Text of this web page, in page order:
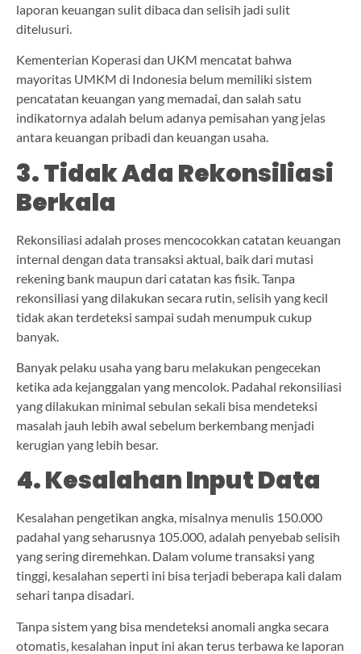
laporan keuangan sulit dibaca dan selisih jadi sulit
ditelusuri.
Kementerian Koperasi dan UKM mencatat bahwa
mayoritas UMKM di Indonesia belum memiliki sistem
pencatatan keuangan yang memadai, dan salah satu
indikatornya adalah belum adanya pemisahan yang jelas
antara keuangan pribadi dan keuangan usaha.
3. Tidak Ada Rekonsiliasi
Berkala
Rekonsiliasi adalah proses mencocokkan catatan keuangan
internal dengan data transaksi aktual, baik dari mutasi
rekening bank maupun dari catatan kas fisik. Tanpa
rekonsiliasi yang dilakukan secara rutin, selisih yang kecil
tidak akan terdeteksi sampai sudah menumpuk cukup
banyak.
Banyak pelaku usaha yang baru melakukan pengecekan
ketika ada kejanggalan yang mencolok. Padahal rekonsiliasi
yang dilakukan minimal sebulan sekali bisa mendeteksi
masalah jauh lebih awal sebelum berkembang menjadi
kerugian yang lebih besar.
4. Kesalahan Input Data
Kesalahan pengetikan angka, misalnya menulis 150.000
padahal yang seharusnya 105.000, adalah penyebab selisih
yang sering diremehkan. Dalam volume transaksi yang
tinggi, kesalahan seperti ini bisa terjadi beberapa kali dalam
sehari tanpa disadari.
Tanpa sistem yang bisa mendeteksi anomali angka secara
otomatis, kesalahan input ini akan terus terbawa ke laporan